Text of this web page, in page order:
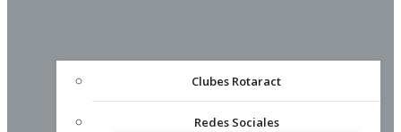
Clubes Rotaract
Redes Sociales